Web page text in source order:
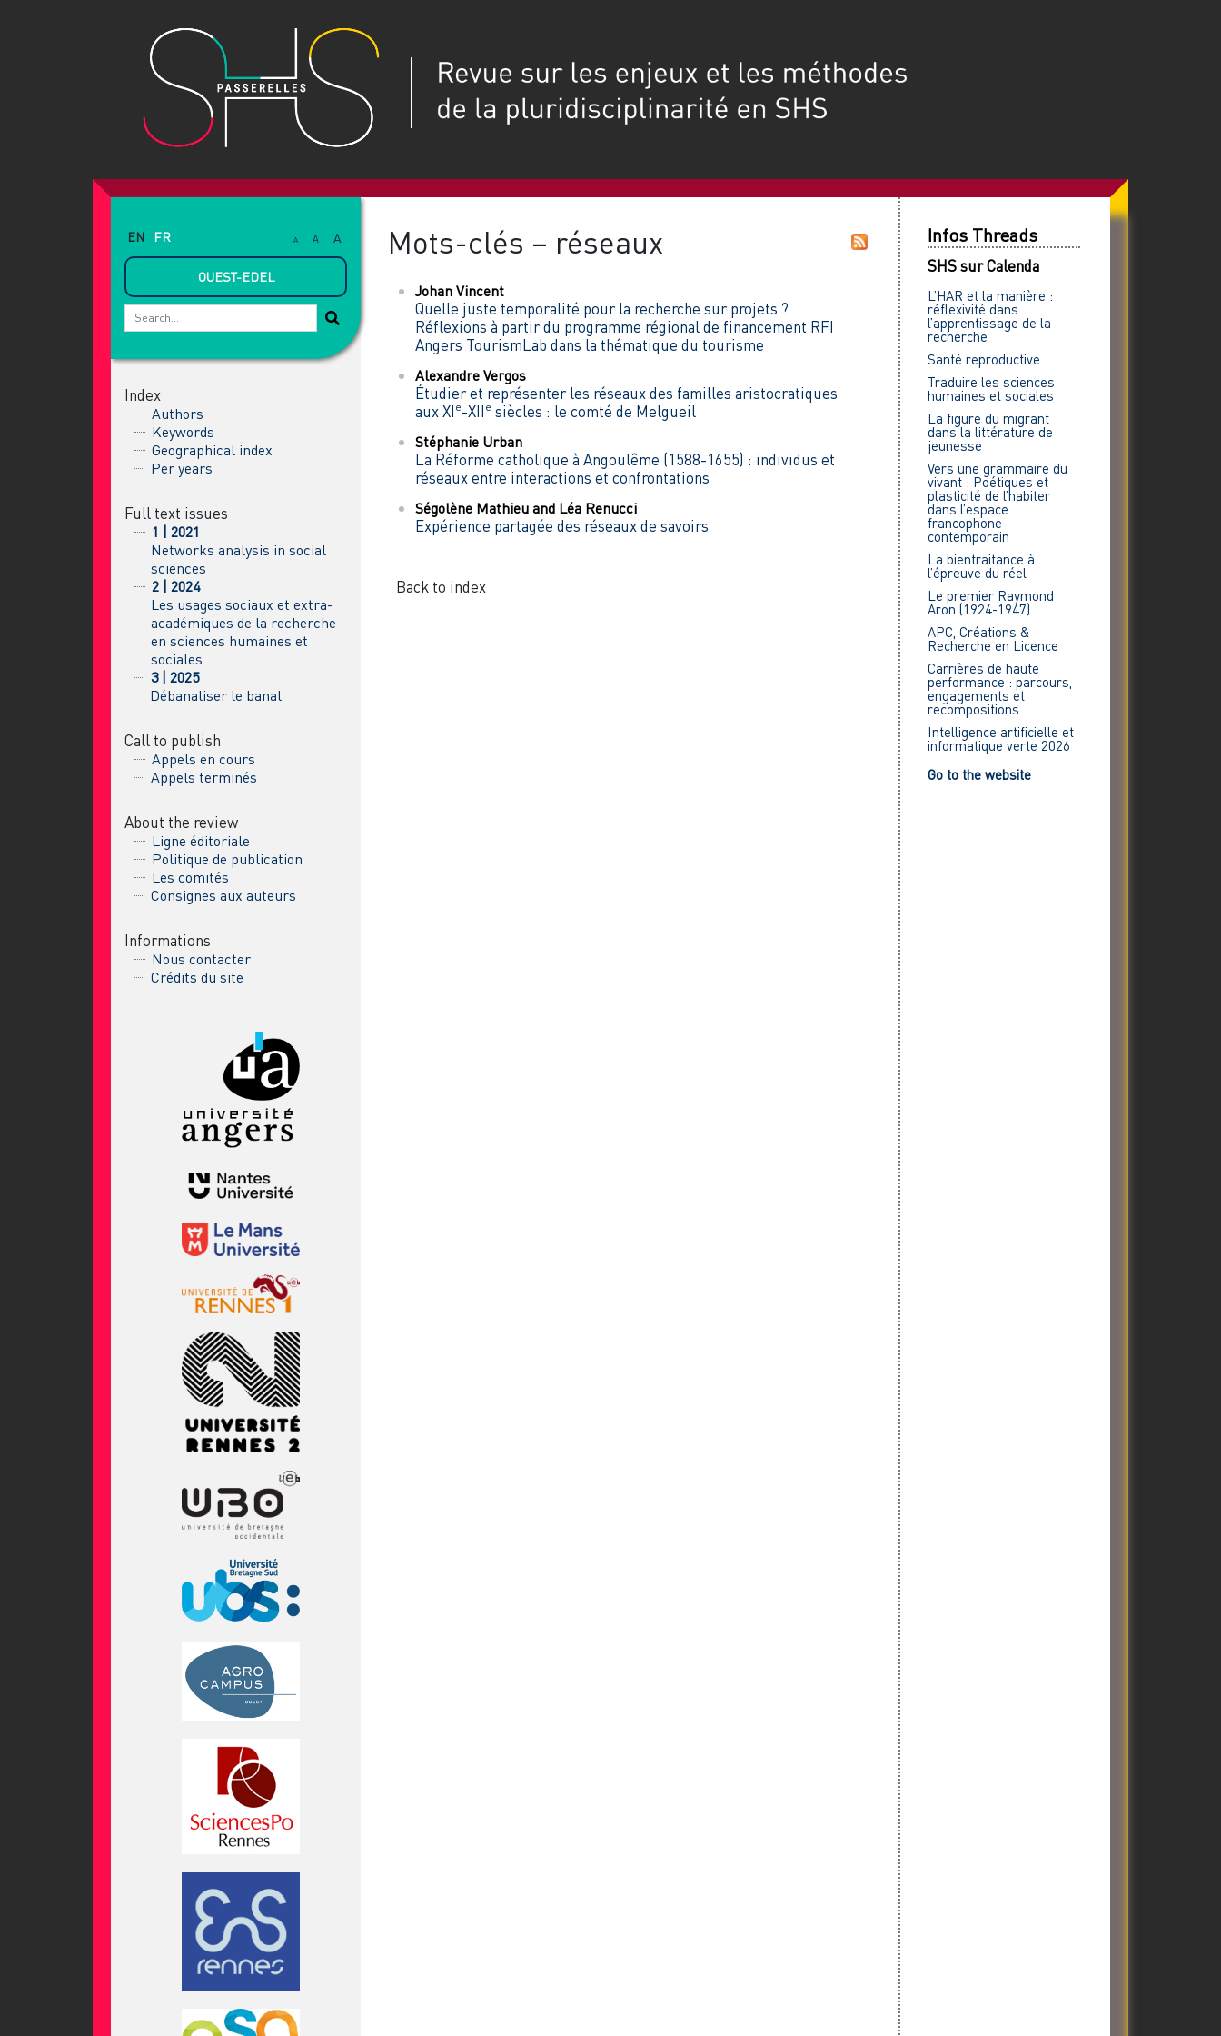
EN FR A A A
OUEST-EDEL
Index
Authors
Keywords
Geographical index
Per years
Full text issues
1 | 2021
Networks analysis in social
sciences
2 | 2024
Les usages sociaux et extra-
académiques de la recherche
en sciences humaines et
sociales
3 | 2025
Débanaliser le banal
Call to publish
Appels en cours
Appels terminés
About the review
Ligne éditoriale
Politique de publication
Les comités
Consignes aux auteurs
Informations
Nous contacter
Crédits du site
Mots-clés – réseaux
Johan Vincent
Quelle juste temporalité pour la recherche sur projets ?
Réflexions à partir du programme régional de financement RFI
Angers TourismLab dans la thématique du tourisme
Alexandre Vergos
Étudier et représenter les réseaux des familles aristocratiques
aux XIe-XIIe siècles : le comté de Melgueil
Stéphanie Urban
La Réforme catholique à Angoulême (1588-1655) : individus et
réseaux entre interactions et confrontations
Ségolène Mathieu and Léa Renucci
Expérience partagée des réseaux de savoirs
Back to index
Infos Threads
SHS sur Calenda
L’HAR et la manière :
réflexivité dans
l’apprentissage de la
recherche
Santé reproductive
Traduire les sciences
humaines et sociales
La figure du migrant
dans la littérature de
jeunesse
Vers une grammaire du
vivant : Poétiques et
plasticité de l’habiter
dans l’espace
francophone
contemporain
La bientraitance à
l’épreuve du réel
Le premier Raymond
Aron (1924-1947)
APC, Créations &
Recherche en Licence
Carrières de haute
performance : parcours,
engagements et
recompositions
Intelligence artificielle et
informatique verte 2026
Go to the website